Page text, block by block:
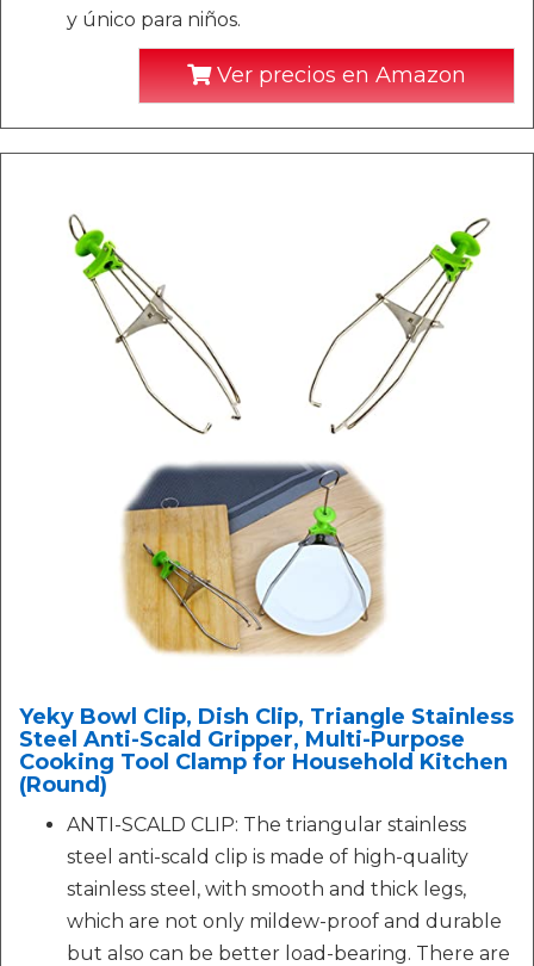
y único para niños.
Ver precios en Amazon
Yeky Bowl Clip, Dish Clip, Triangle Stainless
Steel Anti-Scald Gripper, Multi-Purpose
Cooking Tool Clamp for Household Kitchen
(Round)
ANTI-SCALD CLIP: The triangular stainless
steel anti-scald clip is made of high-quality
stainless steel, with smooth and thick legs,
which are not only mildew-proof and durable
but also can be better load-bearing. There are